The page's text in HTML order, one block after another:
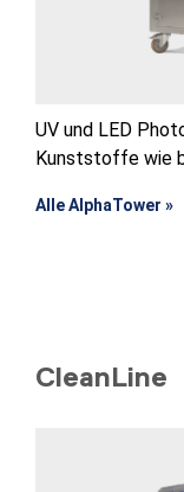
UV und LED
Kunststoffe wie
Alle AlphaTower »
CleanLine